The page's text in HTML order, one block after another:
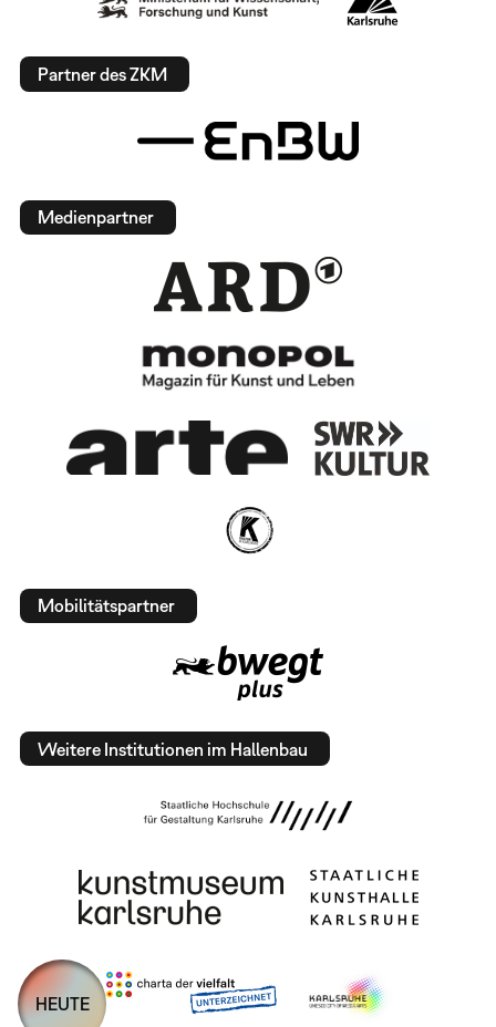
Partner des ZKM
Medienpartner
Mobilitätspartner
Weitere Institutionen im Hallenbau
HEUTE